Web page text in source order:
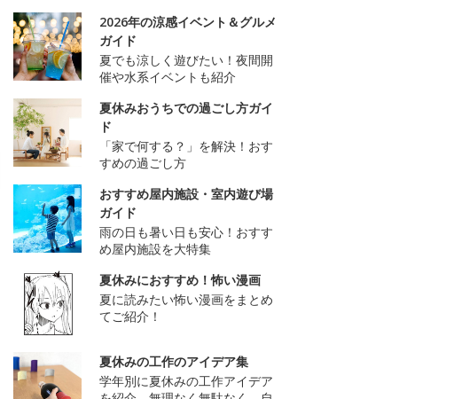
2026年の涼感イベント＆グルメ
ガイド
夏でも涼しく遊びたい！夜間開
催や水系イベントも紹介
夏休みおうちでの過ごし方ガイ
ド
「家で何する？」を解決！おす
すめの過ごし方
おすすめ屋内施設・室内遊び場
ガイド
雨の日も暑い日も安心！おすす
め屋内施設を大特集
夏休みにおすすめ！怖い漫画
夏に読みたい怖い漫画をまとめ
てご紹介！
夏休みの工作のアイデア集
学年別に夏休みの工作アイデア